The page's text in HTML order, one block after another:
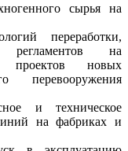
сырья на
переработки,
регламентов на
проектов новых
перевооружения
и техническое
на фабриках и